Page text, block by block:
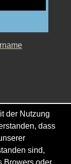
der Nutzung
dass
sind,
Browers oder